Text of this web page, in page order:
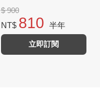
$ 900
NT$ 810 半年
立即訂閱